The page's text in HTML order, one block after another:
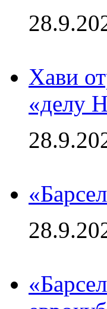
Хави
«делу